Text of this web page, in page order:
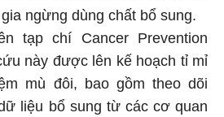
ngừng dùng chất bổ sung.
tạp chí Cancer Prevention
này được lên kế hoạch tỉ mỉ
mù đôi, bao gồm theo dõi
liệu bổ sung từ các cơ quan